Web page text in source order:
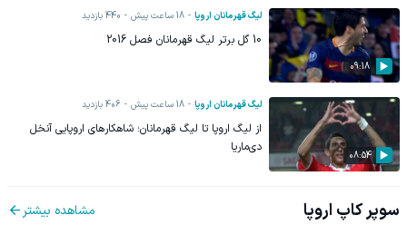
09:18
لیگ قهرمانان اروپا 18 ساعت پیش 440بازدید
10 گل برتر لیگ قهرمانان فصل 2016
08:54
لیگ قهرمانان اروپا 18 ساعت پیش 406بازدید
از لیگ اروپا تا لیگ قهرمانان؛ شاهکارهای اروپایی آنخل
دی‌ماریا
سوپر کاپ اروپا مشاهده بیشتر